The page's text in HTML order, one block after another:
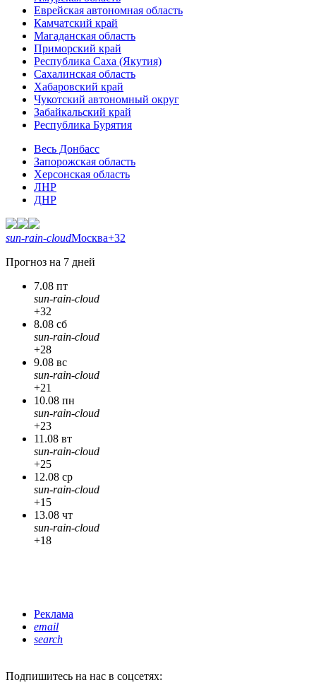
Еврейская автономная область
Камчатский край
Магаданская область
Приморский край
Республика Саха (Якутия)
Сахалинская область
Хабаровский край
Чукотский автономный округ
Забайкальский край
Республика Бурятия
Весь Донбасс
Запорожская область
Херсонская область
ЛНР
ДНР
sun-rain-cloudМосква+32
Прогноз на 7 дней
7.08 пт
sun-rain-cloud
+32
8.08 сб
sun-rain-cloud
+28
9.08 вс
sun-rain-cloud
+21
10.08 пн
sun-rain-cloud
+23
11.08 вт
sun-rain-cloud
+25
12.08 ср
sun-rain-cloud
+15
13.08 чт
sun-rain-cloud
+18
Реклама
email
search
Подпишитесь на нас в соцсетях: